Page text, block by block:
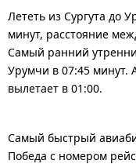
Лететь из Сургута до
минут, расстояние
Самый ранний
Урумчи в 07:45 минут.
вылетает в 01:00.
Самый быстрый
Победа с номером